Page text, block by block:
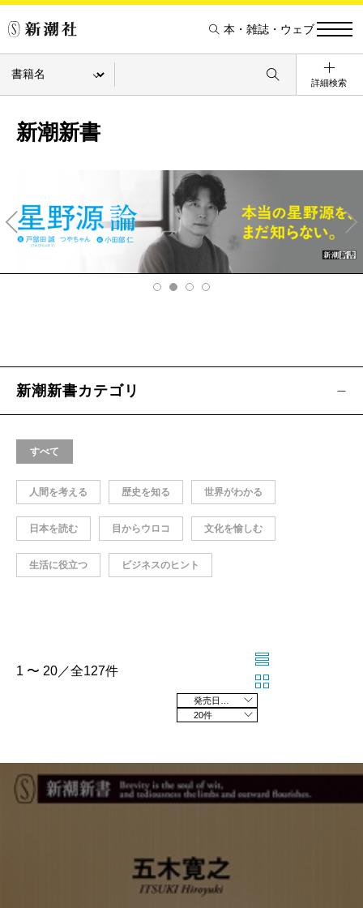
本・雑誌・ウェブ
詳細検索
新潮新書
v
Ne
xt
新潮新書カテゴリ
すべて
人間を考える 歴史を知る 世界がわかる
日本を読む 目からウロコ 文化を愉しむ
生活に役立つ ビジネスのヒント
1 〜 20／全127件
20件